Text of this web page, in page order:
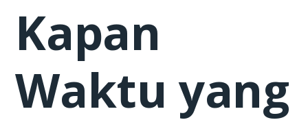
Kapan
Waktu yang